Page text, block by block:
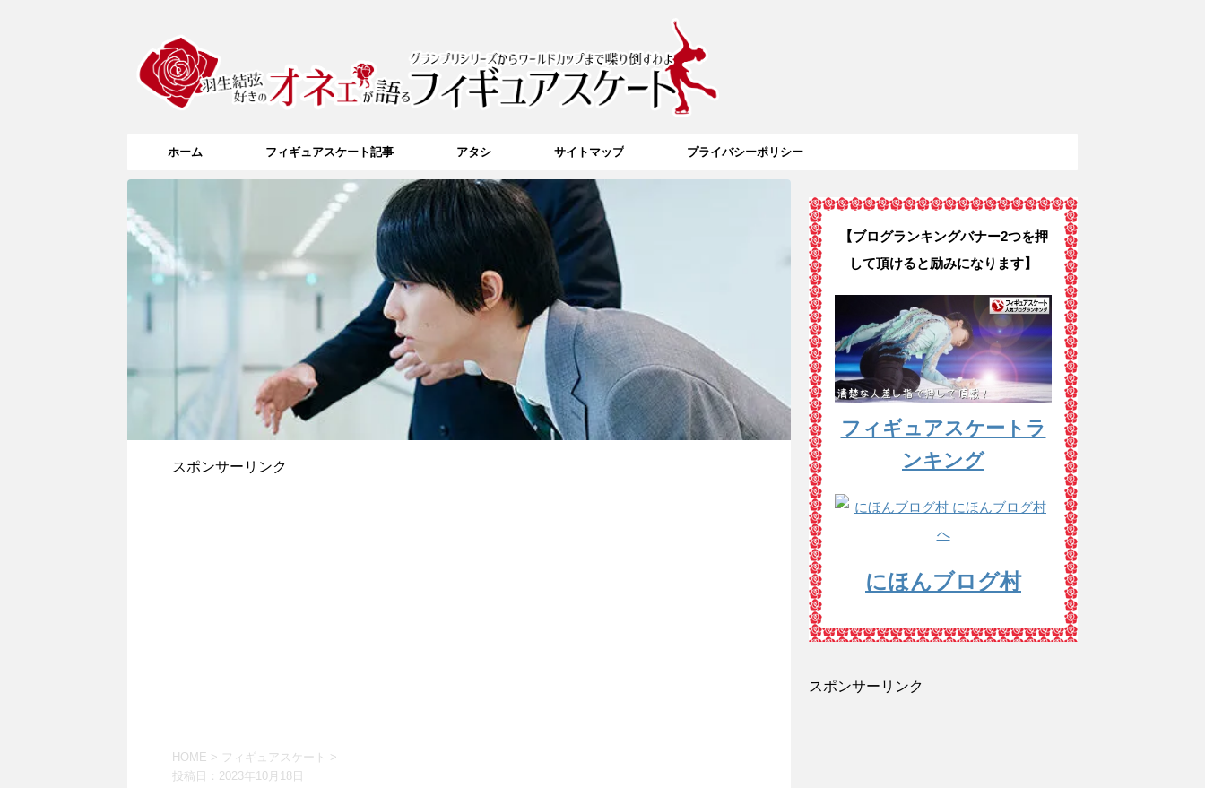
ホーム フィギュアスケート記事 アタシ サイトマップ プライバシーポリシー
スポンサーリンク
HOME > フィギュアスケート
>
投稿日： 2023年10月18日
【ブログランキングバナー2つを押
して頂けると励みになります】
フィギュアスケートラ
ンキング
にほんブログ村
スポンサーリンク